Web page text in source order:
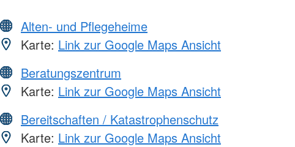
Alten- und Pflegeheime
Karte: Link zur Google Maps Ansicht
Beratungszentrum
Karte: Link zur Google Maps Ansicht
Bereitschaften / Katastrophenschutz
Karte: Link zur Google Maps Ansicht